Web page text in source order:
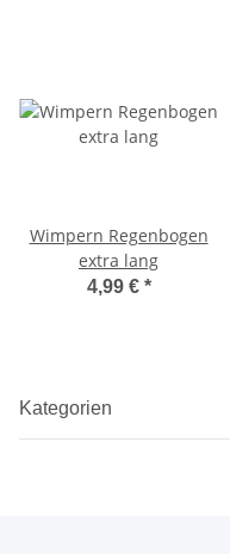
Wimpern Regenbogen
extra lang
4,99 € *
Kategorien